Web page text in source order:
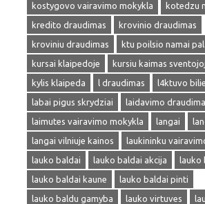
kostygovo vairavimo mokykla
kotedzu
kredito draudimas
krovinio draudimas
kroviniu draudimas
ktu poilsio namai
kursai klaipedoje
kursiu kaimas
kylis klaipeda
l draudimas
l4ktuvo
labai pigus skrydziai
laidavimo
laimutes vairavimo mokykla
langai
langai vilniuje kainos
laukininku
lauko baldai
lauko baldai akcija
lauko
lauko baldai kaune
lauko baldai pinti
lauko baldu gamyba
lauko virtuves